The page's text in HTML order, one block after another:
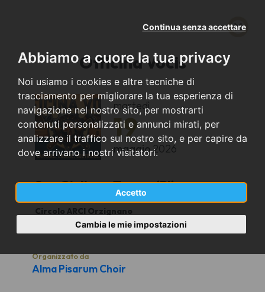
Abbiamo a cuore la tua privacy
Noi usiamo i cookies e altre tecniche di
tracciamento per migliorare la tua esperienza di
navigazione nel nostro sito, per mostrarti
contenuti personalizzati e annunci mirati, per
analizzare il traffico sul nostro sito, e per capire da
dove arrivano i nostri visitatori.
Accetto
Continua senza accettare
Cambia le mie impostazioni
Officina Vocis
martedì
19
maggio2026
San Giuliano Terme (PI)
Circolo ARCI Orzignano
Organizzato da
Alma Pisarum Choir